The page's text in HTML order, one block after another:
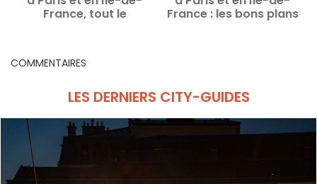
France, tout le
France : les bons plans
COMMENTAIRES
LES DERNIERS CITY-GUIDES